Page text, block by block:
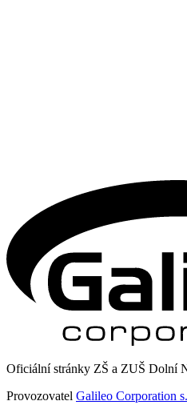
Oficiální stránky ZŠ a ZUŠ Dolní
Provozovatel Galileo Corporation